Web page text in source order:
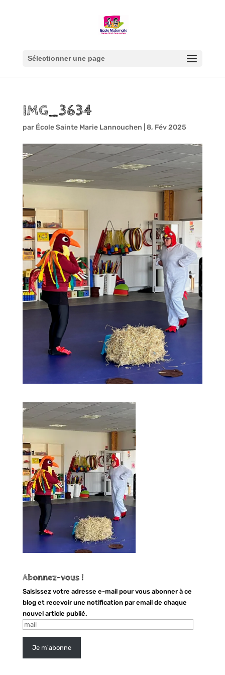
Sélectionner une page
IMG_3634
par École Sainte Marie Lannouchen 8, Fév 2025
Abonnez-vous !
Saisissez votre adresse e-mail pour vous abonner à ce
blog et recevoir une notification par email de chaque
nouvel article publié.
mail
Je m'abonne